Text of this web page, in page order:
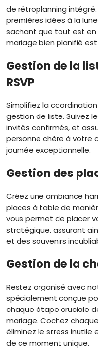
de rétroplanning
premières idées à la
sachant que tout est en
mariage bien planifié
Gestion de la
RSVP
Simplifiez la
gestion de liste. Suivez
invités confirmés, et
personne chère à
journée exceptionnelle.
Gestion des
Créez une ambiance
places à table de
vous permet de placer
stratégique, assurant
et des souvenirs
Gestion de la
Restez organisé avec
spécialement conçue
chaque étape cruciale
mariage. Cochez
éliminez le stress inutile
de ce moment unique.